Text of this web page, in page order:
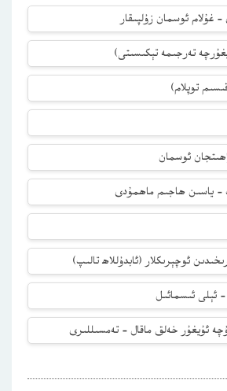
غۇلام ئوسمان زۇلپىقار
تەرجىمە تېكىسىتى)
ئوسمان
– ياسىن ھاجىم ماھمۇدى
ئوچېرىكلار (ئابدۇللاھ تالىپ)
ئېلى ئىسمائىل
ئۇيغۇر خەلق ماقال – تەمسىللىرى